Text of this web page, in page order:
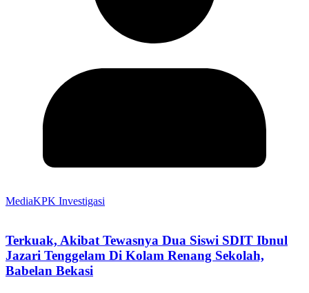
MediaKPK Investigasi
Terkuak, Akibat Tewasnya Dua Siswi SDIT Ibnul
Jazari Tenggelam Di Kolam Renang Sekolah,
Babelan Bekasi